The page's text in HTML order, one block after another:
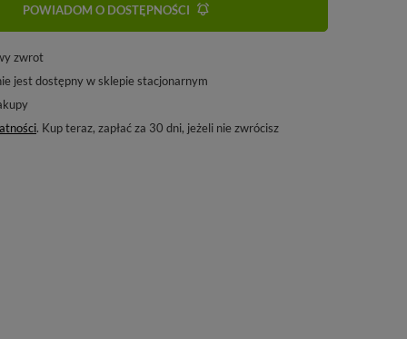
POWIADOM O DOSTĘPNOŚCI
zwrot
jest dostępny w sklepie stacjonarnym
. Kup teraz, zapłać za 30 dni, jeżeli nie zwrócisz